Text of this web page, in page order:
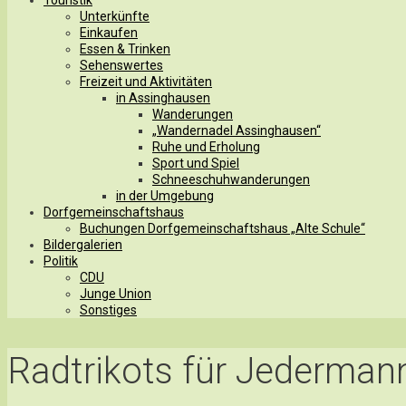
Unterkünfte
Einkaufen
Essen & Trinken
Sehenswertes
Freizeit und Aktivitäten
in Assinghausen
Wanderungen
„Wandernadel Assinghausen“
Ruhe und Erholung
Sport und Spiel
Schneeschuhwanderungen
in der Umgebung
Dorfgemeinschaftshaus
Buchungen Dorfgemeinschaftshaus „Alte Schule“
Bildergalerien
Politik
CDU
Junge Union
Sonstiges
Radtrikots für